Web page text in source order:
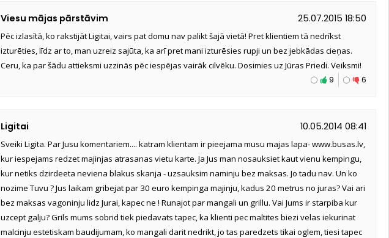
Viesu mājas pārstāvim 25.07.2015 18:50
Pēc izlasītā, ko rakstijāt Ligitai, vairs pat domu nav palikt šajā vietā! Pret klientiem tā nedrīkst
izturēties, līdz ar to, man uzreiz sajūta, ka arī pret mani izturēsies rupji un bez jebkādas cieņas.
Ceru, ka par šādu attieksmi uzzinās pēc iespējas vairāk cilvēku. Dosimies uz Jūras Priedi. Veiksmi!
6
9
Ligitai 10.05.2014 08:41
Sveiki Ligita. Par Jusu komentariem.... katram klientam ir pieejama musu majas lapa- www.busas.lv,
kur iespejams redzet majinjas atrasanas vietu karte. Ja Jus man nosauksiet kaut vienu kempingu,
kur netiks dzirdeeta neviena blakus skanja - uzsauksim naminju bez maksas. Jo tadu nav. Un ko
nozime Tuvu ? Jus laikam gribejat par 30 euro kempinga majinju, kadus 20 metrus no juras? Vai ari
bez maksas vagoninju lidz Jurai, kapec ne ! Runajot par mangali un grillu. Vai Jums ir starpiba kur
uzcept galju? Grils mums sobrid tiek piedavats tapec, ka klienti pec maltites biezi velas iekurinat
malcinju estetiskam baudijumam, ko mangali darit nedrikt, jo tas paredzets tikai oglem, tiesi tapec